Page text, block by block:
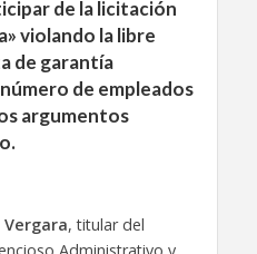
de la licitación
violando la libre
de garantía
de empleados
argumentos
, titular del